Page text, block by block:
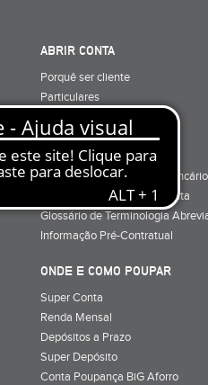
ABRIR CONTA
Porquê ser cliente
Particulares
Júnior (sub-18)
Empresas
Cartões
Conta Serviços Mínimos
Serviço de Mudança de Conta
Glossário de Terminologia
Informação Pré-Contratual
ONDE E COMO POUPAR
Super Conta
Renda Mensal
Depósitos a Prazo
Super Depósito
Conta Poupança BiG Aforro